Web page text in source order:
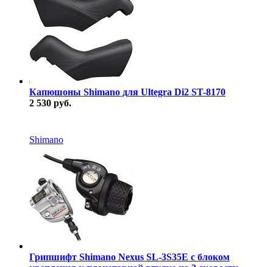
Капюшоны Shimano для Ultegra Di2 ST-8170
2 530 руб.
Shimano
Грипшифт Shimano Nexus SL-3S35E с блоком